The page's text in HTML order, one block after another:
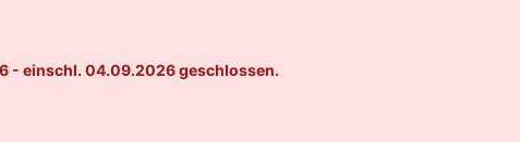
- einschl. 04.09.2026 geschlossen.